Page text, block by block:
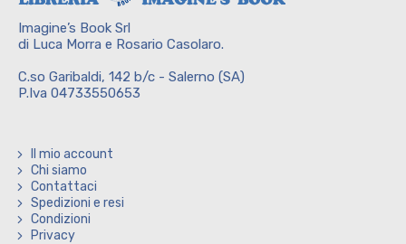
Imagine’s Book Srl
di Luca Morra e Rosario Casolaro.
C.so Garibaldi, 142 b/c - Salerno (SA)
P.Iva 04733550653
Il mio account
Chi siamo
Contattaci
Spedizioni e resi
Condizioni
Privacy